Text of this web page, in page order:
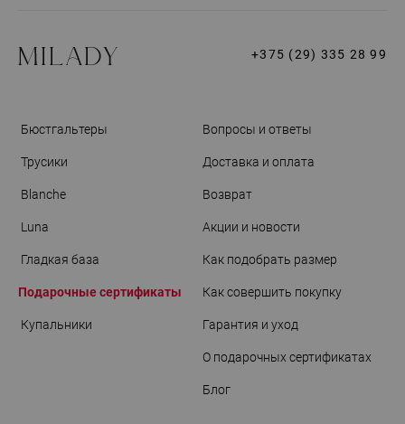
+375 (29) 335 28 99
Бюстгальтеры
Трусики
Blanche
Luna
Гладкая база
Подарочные сертификаты
Купальники
Вопросы и ответы
Доставка и оплата
Возврат
Акции и новости
Как подобрать размер
Как совершить покупку
Гарантия и уход
О подарочных сертификатах
Блог